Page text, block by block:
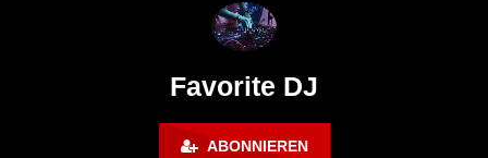
Favorite DJ
ABONNIEREN